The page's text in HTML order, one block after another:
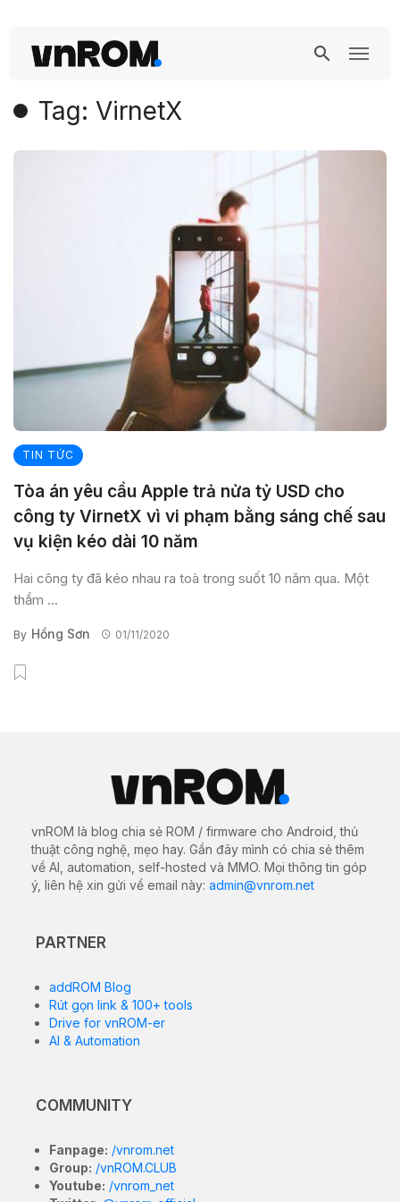
Tag: VirnetX
TIN TỨC
Tòa án yêu cầu Apple trả nửa tỷ USD cho
công ty VirnetX vì vi phạm bằng sáng chế sau
vụ kiện kéo dài 10 năm
Hai công ty đã kéo nhau ra toà trong suốt 10 năm qua. Một
thẩm ...
By Hồng Sơn 01/11/2020
vnROM là blog chia sẻ ROM / firmware cho Android, thủ
thuật công nghệ, mẹo hay. Gần đây mình có chia sẻ thêm
về AI, automation, self-hosted và MMO. Mọi thông tin góp
ý, liên hệ xin gửi về email này: admin@vnrom.net
PARTNER
addROM Blog
Rút gọn link & 100+ tools
Drive for vnROM-er
AI & Automation
COMMUNITY
Fanpage: /vnrom.net
Group: /vnROM.CLUB
Youtube: /vnrom_net